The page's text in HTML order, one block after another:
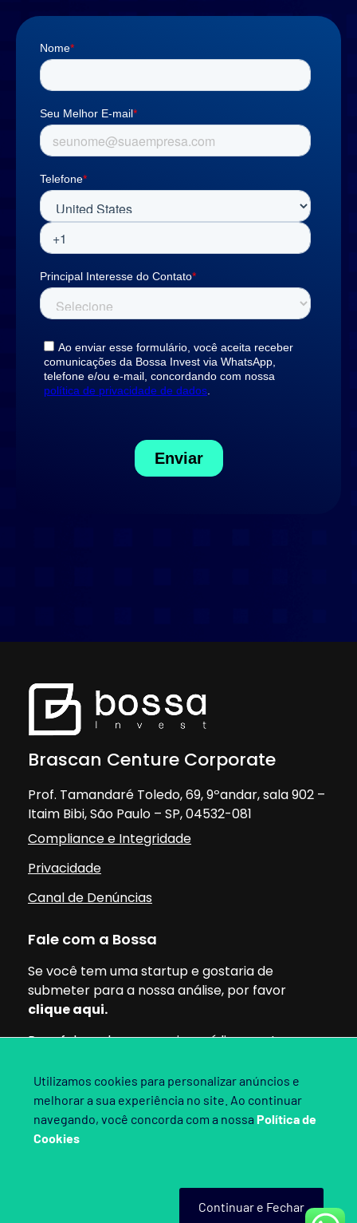
Brascan Centure Corporate
Prof. Tamandaré Toledo, 69, 9ºandar, sala 902 –
Itaim Bibi, São Paulo – SP, 04532-081
Compliance e Integridade
Privacidade
Canal de Denúncias
Fale com a Bossa
Se você tem uma startup e gostaria de
submeter para a nossa análise, por favor
clique aqui.
Para falar sobre parcerias, mídia ou outros
Siga nossas redes:
Utilizamos cookies para personalizar anúncios e
melhorar a sua experiência no site. Ao continuar
navegando, você concorda com a nossa Política de
Cookies
Continuar e Fechar